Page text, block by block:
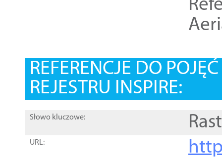
REFERENCJE DO
REJESTRU INSPIRE:
Słowo kluczowe:
URL: